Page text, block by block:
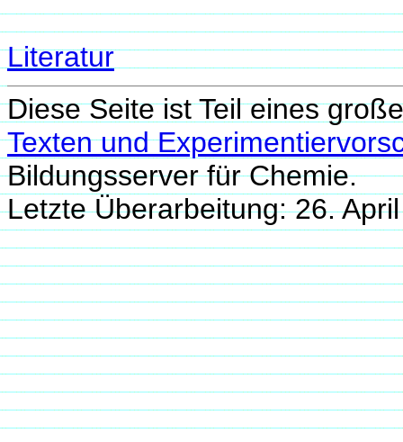
Literatur
Diese Seite ist Teil eines
Texten und
Bildungsserver für Chemie.
Letzte Überarbeitung: 26.